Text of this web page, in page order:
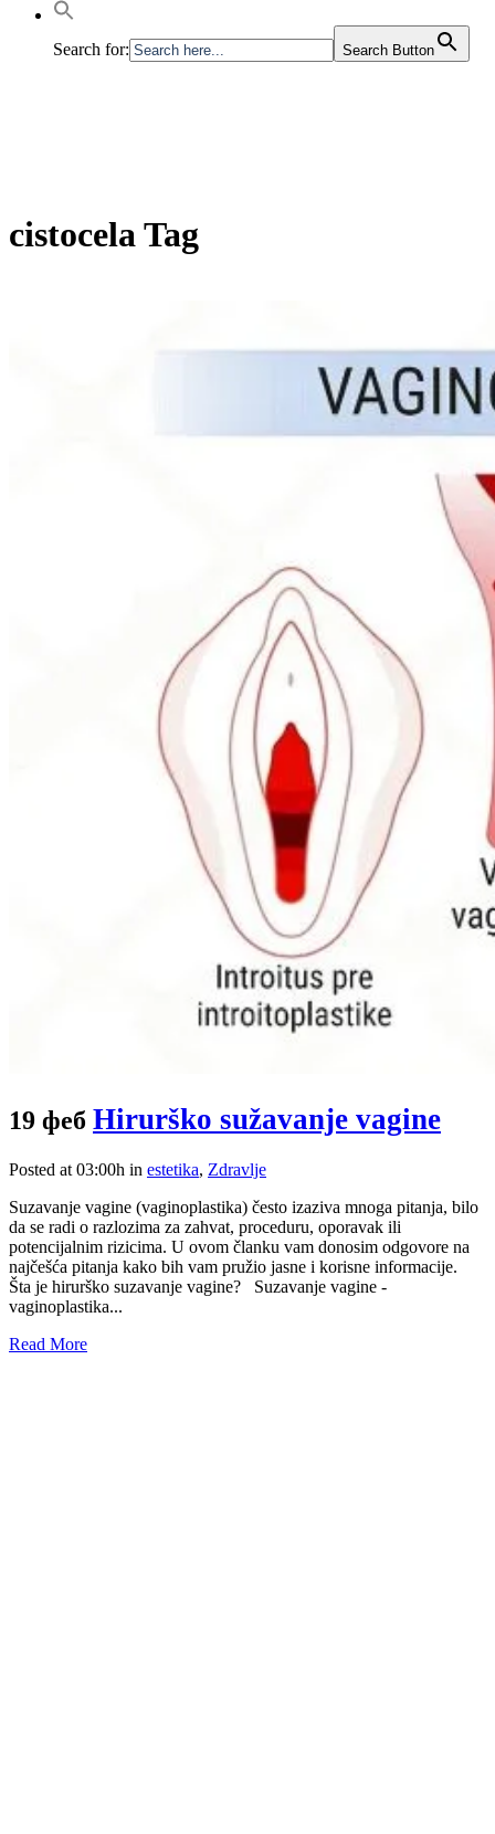
Search for: Search Button
cistocela Tag
19 феб Hirurško sužavanje vagine
Posted at 03:00h in estetika, Zdravlje
Suzavanje vagine (vaginoplastika) često izaziva mnoga pitanja, bilo
da se radi o razlozima za zahvat, proceduru, oporavak ili
potencijalnim rizicima. U ovom članku vam donosim odgovore na
najčešća pitanja kako bih vam pružio jasne i korisne informacije.
Šta je hirurško suzavanje vagine? Suzavanje vagine -
vaginoplastika...
Read More